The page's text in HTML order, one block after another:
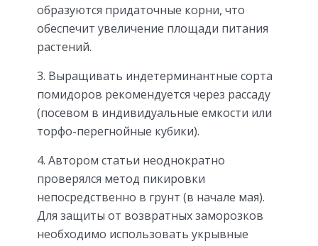
образуются придаточные корни, что
обеспечит увеличение площади питания
растений.
3. Выращивать индетерминантные сорта
помидоров рекомендуется через рассаду
(посевом в индивидуальные емкости или
торфо-перегнойные кубики).
4. Автором статьи неоднократно
проверялся метод пикировки
непосредственно в грунт (в начале мая).
Для защиты от возвратных заморозков
необходимо использовать укрывные